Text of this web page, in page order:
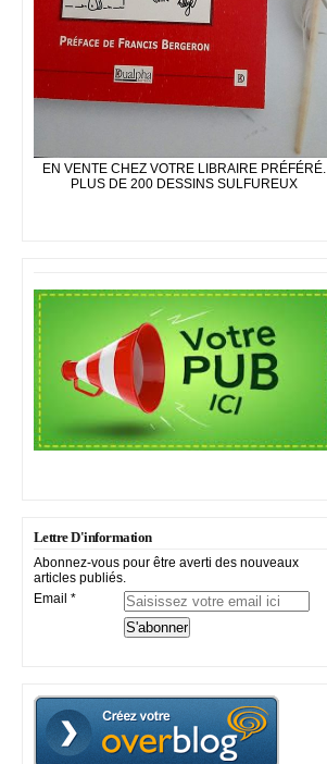
EN VENTE CHEZ VOTRE LIBRAIRE PRÉFÉRÉ.
PLUS DE 200 DESSINS SULFUREUX
Lettre D'information
Abonnez-vous pour être averti des nouveaux
articles publiés.
Email